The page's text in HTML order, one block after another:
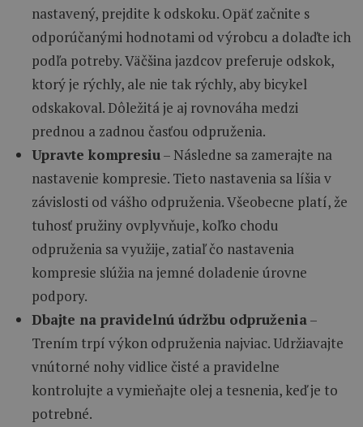
nastavený, prejdite k odskoku. Opäť začnite s
odporúčanými hodnotami od výrobcu a dolaďte ich
podľa potreby. Väčšina jazdcov preferuje odskok,
ktorý je rýchly, ale nie tak rýchly, aby bicykel
odskakoval. Dôležitá je aj rovnováha medzi
prednou a zadnou časťou odpruženia.
Upravte kompresiu– Následne sa zamerajte na
nastavenie kompresie. Tieto nastavenia sa líšia v
závislosti od vášho odpruženia. Všeobecne platí, že
tuhosť pružiny ovplyvňuje, koľko chodu
odpruženia sa využije, zatiaľ čo nastavenia
kompresie slúžia na jemné doladenie úrovne
podpory.
Dbajte na pravidelnú údržbu odpruženia –
Trením trpí výkon odpruženia najviac. Udržiavajte
vnútorné nohy vidlice čisté a pravidelne
kontrolujte a vymieňajte olej a tesnenia, keď je to
potrebné.